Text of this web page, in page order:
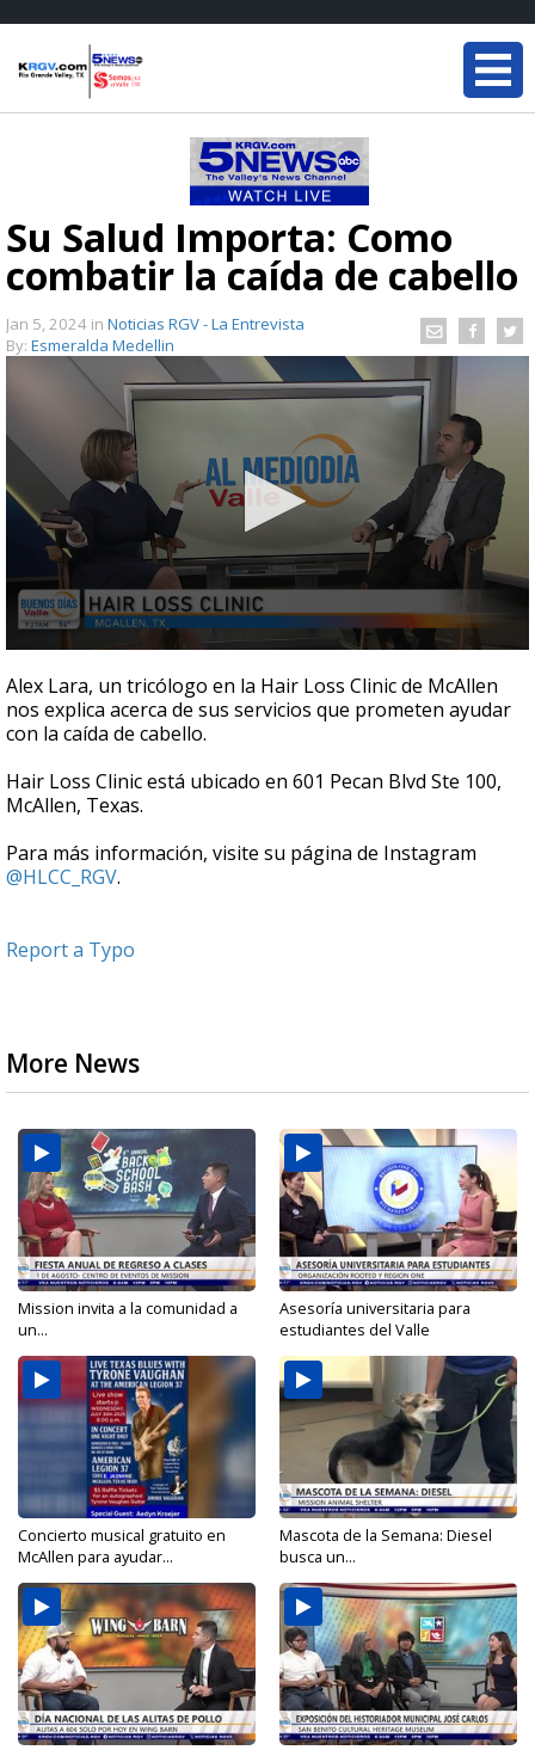
Su Salud Importa: Como
combatir la caída de cabello
Jan 5, 2024 in Noticias RGV - La Entrevista
By: Esmeralda Medellin
seconds
of
8
minutes,
seconds
Alex Lara, un tricólogo en la Hair Loss Clinic de McAllen
nos explica acerca de sus servicios que prometen ayudar
con la caída de cabello.
Hair Loss Clinic está ubicado en 601 Pecan Blvd Ste 100,
McAllen, Texas.
Para más información, visite su página de Instagram
@HLCC_RGV.
Report a Typo
More News
Mission invita a la comunidad a
un...
Asesoría universitaria para
estudiantes del Valle
Concierto musical gratuito en
McAllen para ayudar...
Mascota de la Semana: Diesel
busca un...